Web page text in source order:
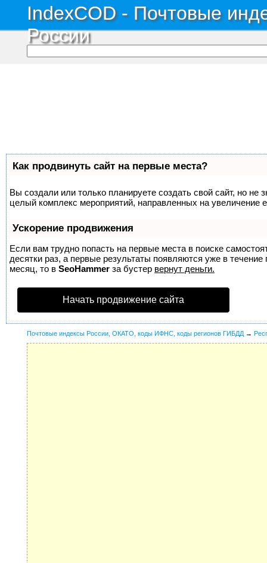
IndexCOD - Почтовые
России
Как продвинуть сайт на первые места?
Вы создали или только планируете создать свой сайт, но не
целый комплекс мероприятий, направленных на увеличение
Ускорение продвижения
Если вам трудно попасть на первые места в поиске
десятки раз, а первые результаты появляются уже в
месяц, то в SeoHammer за бустер вернут деньги.
Начать продвижение сайта
Почтовые индексы России, ОКАТО, коды ИФНС, коды регионов ГИБДД →